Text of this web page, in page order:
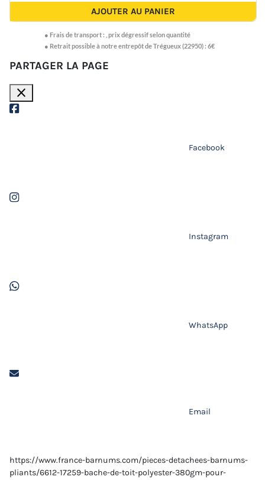
AJOUTER AU PANIER
● Frais de transport : prix dégressif selon quantité
● Retrait possible à notre entrepôt de Trégueux (22950) : 6€
PARTAGER LA PAGE
close
Facebook
Instagram
WhatsApp
Email
https://www.france-barnums.com/pieces-detachees-barnums-
pliants/6612-17259-bache-de-toit-polyester-380gm-pour-